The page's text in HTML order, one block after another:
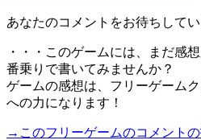
あなたのコメントをお待ちしてい
・・・このゲームには、まだ感
番乗りで書いてみませんか？
ゲームの感想は、フリーゲーム
への力になります！
→このフリーゲームのコメント